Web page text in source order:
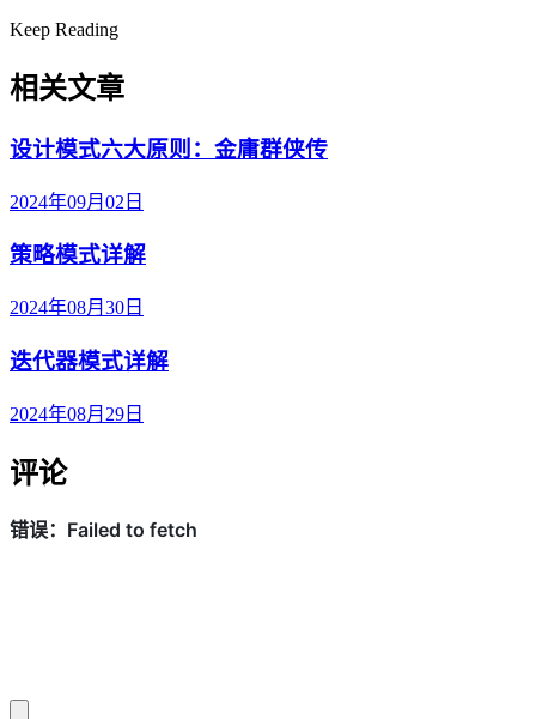
Keep Reading
相关文章
设计模式六大原则：金庸群侠传
2024年09月02日
策略模式详解
2024年08月30日
迭代器模式详解
2024年08月29日
评论